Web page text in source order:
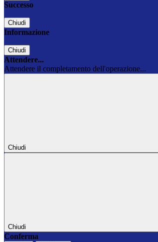
Successo
Chiudi
Informazione
Chiudi
Attendere...
Attendere il completamento dell'operazione...
Chiudi
Chiudi
Conferma